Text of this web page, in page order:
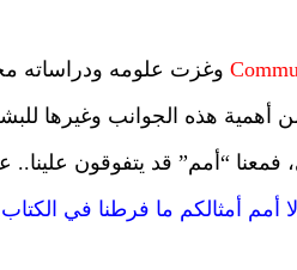
وغزت علومه ودراساته
أهمية هذه الجوانب وغيرها
فمعنا “أمم” قد يتفوقون علينا..
أمم أمثالكم ما فرطنا في